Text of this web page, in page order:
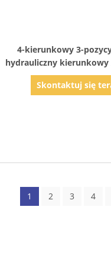
4-kierunkowy 3-
hydrauliczny kierunkowy
elektromagnetyczny
03
Skontaktuj się
1 2 3 4